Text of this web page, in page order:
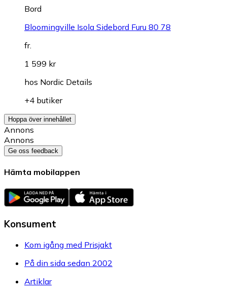
Bord
Bloomingville Isola Sidebord Furu 80 78
fr.
1 599 kr
hos Nordic Details
+4 butiker
Hoppa över innehållet
Annons
Annons
Ge oss feedback
Hämta mobilappen
Konsument
Kom igång med Prisjakt
På din sida sedan 2002
Artiklar